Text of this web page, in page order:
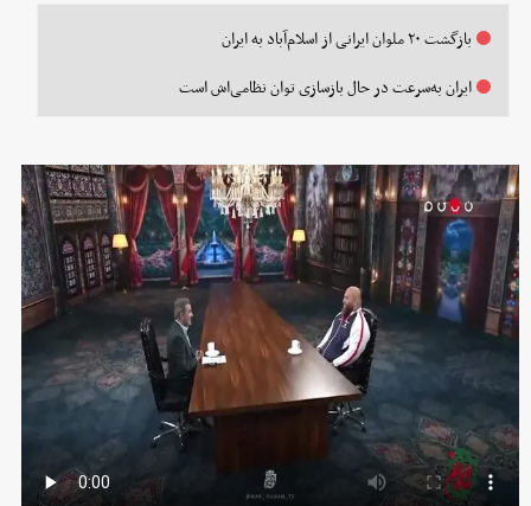
بازگشت ۲۰ ملوان ایرانی از اسلام‌آباد به ایران
ایران به‌سرعت در حال بازسازی توان نظامی‌‌اش است